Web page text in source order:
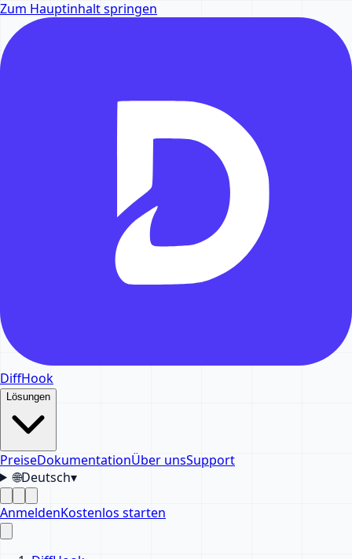
Zum Hauptinhalt springen
DiffHook
Lösungen
PreiseDokumentationÜber unsSupport
🌐Deutsch▾
AnmeldenKostenlos starten